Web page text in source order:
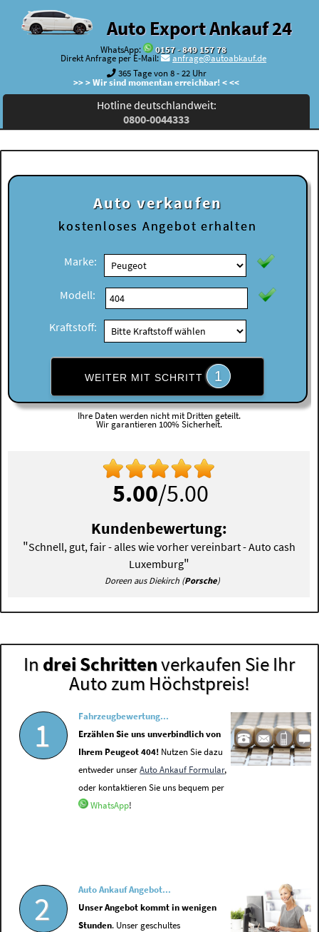
Auto Export Ankauf 24
WhatsApp:
0157 - 849 157 78
Direkt Anfrage per E-Mail:
anfrage@autoabkauf.de
365 Tage von 8 - 22 Uhr
>> > Wir sind momentan erreichbar! < <<
Hotline deutschlandweit:
0800-0044333
Auto verkaufen
kostenloses Angebot erhalten
Marke:
Modell:
Kraftstoff:
WEITER MIT SCHRITT 1
Ihre Daten werden nicht mit Dritten geteilt.
Wir garantieren 100% Sicherheit.
5.00/5.00
Kundenbewertung:
"Schnell, gut, fair - alles wie vorher vereinbart - Auto cash
Luxemburg"
Doreen aus Diekirch (Porsche)
In drei Schrittenverkaufen Sie Ihr
Auto zum Höchstpreis!
1
Fahrzeugbewertung...
Erzählen Sie uns unverbindlich von
Ihrem Peugeot 404! Nutzen Sie dazu
entweder unserAuto Ankauf Formular,
oder kontaktieren Sie uns bequem per
WhatsApp!
2
Auto Ankauf Angebot...
Unser Angebot kommt in wenigen
Stunden. Unser geschultes